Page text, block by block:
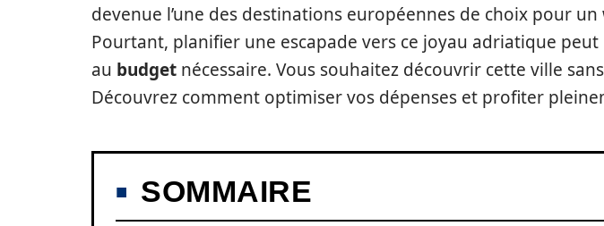
devenue l’une des destinations européennes de choix pour un
Pourtant, planifier une escapade vers ce joyau adriatique
au budget nécessaire. Vous souhaitez découvrir cette ville
Découvrez comment optimiser vos dépenses et profiter
SOMMAIRE